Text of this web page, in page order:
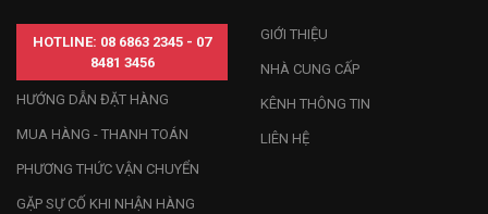
HOTLINE: 08 6863 2345 - 07
8481 3456
HƯỚNG DẪN ĐẶT HÀNG
MUA HÀNG - THANH TOÁN
PHƯƠNG THỨC VẬN CHUYỂN
GẶP SỰ CỐ KHI NHẬN HÀNG
GIỚI THIỆU
NHÀ CUNG CẤP
KÊNH THÔNG TIN
LIÊN HỆ